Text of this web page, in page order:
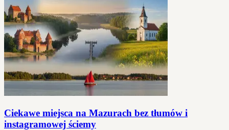
Ciekawe miejsca na Mazurach bez tłumów i
instagramowej ściemy